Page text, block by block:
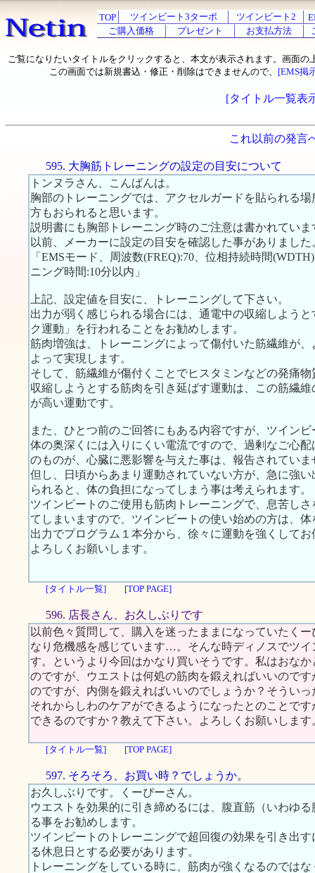
TOP ツインビート3ターボ ツインビート2
ご購入価格
プレゼント お支払方法
ご覧になりたいタイトルをクリックすると、本文が表示されます。画面の
この画面では新規書込・修正・削除はできませんので、 [EMS掲
[タイトル一覧表
これ以前の発言
595. 大胸筋トレーニングの設定の目安について
トンヌラさん、こんばんは。
胸部のトレーニングでは、アクセルガードを貼られる
方もおられると思います。
説明書にも胸部トレーニング時のご注意は書かれてい
以前、メーカーに設定の目安を確認した事がありました
「EMSモード、周波数(FREQ):70、位相持続時間
ニング時間:10分以内」
上記、設定値を目安に、トレーニングして下さい。
出力が弱く感じられる場合には、通電中の収縮しよう
ク運動」を行われることをお勧めします。
筋肉増強は、トレーニングによって傷付いた筋繊維が
よって実現します。
そして、筋繊維が傷付くことでヒスタミンなどの発痛
収縮しようとする筋肉を引き延ばす運動は、この筋繊
が高い運動です。
また、ひとつ前のご回答にもある内容ですが、ツイン
体の奥深くには入りにくい電流ですので、過剰なご心
のものが、心臓に悪影響を与えた事は、報告されていま
但し、日頃からあまり運動されていない方が、急に強
られると、体の負担になってしまう事は考えられます。
ツインビートのご使用も筋肉トレーニングで、息苦し
てしまいますので、ツインビートの使い始めの方は、
出力でプログラム１本分から、徐々に運動を強くしてお
よろしくお願いします。
[タイトル一覧] [TOP PAGE]
596. 店長さん、お久しぶりです
以前色々質問して、購入を迷ったままになっていたく
なり危機感を感じています…。そんな時ディノスでツ
す。というより今回はかなり買いそうです。私はおな
のですが、ウエストは何処の筋肉を鍛えればいいので
のですが、内側を鍛えればいいのでしょうか？そうい
それからしわのケアができるようになったとのことで
できるのですか？教えて下さい。よろしくお願いします
[タイトル一覧] [TOP PAGE]
597. そろそろ、お買い時？でしょうか。
お久しぶりです。くーぴーさん。
ウエストを効果的に引き締めるには、腹直筋（いわゆ
る事をお勧めします。
ツインビートのトレーニングで超回復の効果を引き出
る休息日とする必要があります。
トレーニングをしている時に、筋肉が強くなるのでは